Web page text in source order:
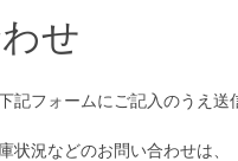
せ
記フォームにご記入のうえ送
状況などのお問い合わせは、